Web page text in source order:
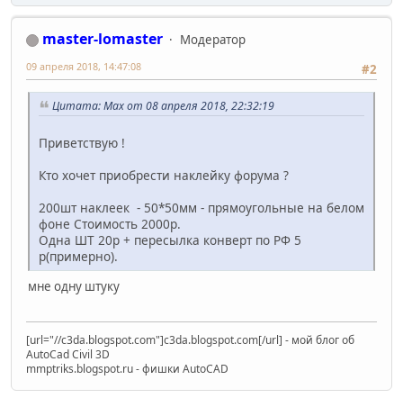
master-lomaster
Модератор
#2
09 апреля 2018, 14:47:08
Цитата: Max от 08 апреля 2018, 22:32:19
Приветствую !
Кто хочет приобрести наклейку форума ?
200шт наклеек - 50*50мм - прямоугольные на белом
фоне Стоимость 2000р.
Одна ШТ 20р + пересылка конверт по РФ 5
р(примерно).
мне одну штуку
[url="//c3da.blogspot.com"]c3da.blogspot.com[/url] - мой блог об
AutoCad Civil 3D
mmptriks.blogspot.ru - фишки AutoCAD